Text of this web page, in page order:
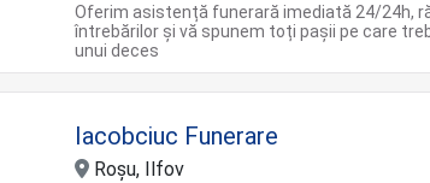
Oferim asistență funerară imediată 24/24h,
întrebărilor și vă spunem toți pașii pe care
unui deces
Iacobciuc Funerare
Roșu, Ilfov